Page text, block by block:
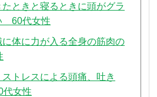
たときと寝るときに頭がグラ
60代女性
に体に力が入る全身の筋肉の
ストレスによる頭痛、吐き
女性